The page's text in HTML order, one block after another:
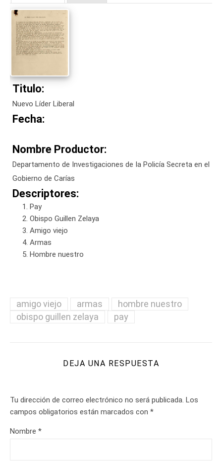
Titulo:
Nuevo Líder Liberal
Fecha:
Nombre Productor:
Departamento de Investigaciones de la Policía Secreta en el
Gobierno de Carías
Descriptores:
Pay
Obispo Guillen Zelaya
Amigo viejo
Armas
Hombre nuestro
amigo viejo armas
hombre nuestro
obispo guillen zelaya
pay
DEJA UNA RESPUESTA
Tu dirección de correo electrónico no será publicada. Los
campos obligatorios están marcados con *
Nombre *